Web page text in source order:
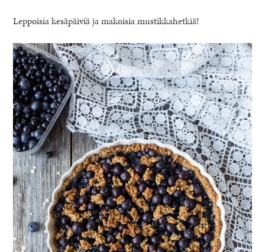
Leppoisia kesäpäiviä ja makoisia mustikkahetkiä!